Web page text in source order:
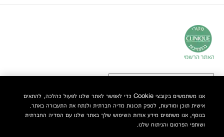
אנו משתמשים בקובצי Cookie כדי לאפשר לאתר שלנו לפעול כהלכה, להתאים
אישית תוכן ומודעות, לספק תכונות מדיה חברתית ולנתח את התעבורה באתר.
בנוסף, אנו משתפים מידע אודות השימוש שלך באתר שלנו עם המדיה החברתית
ושותפי הפרסום והניתוח שלנו.